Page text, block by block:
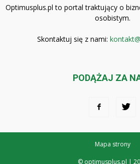
Optimusplus.pl to portal traktujący o
osobistym.
Skontaktuj się z nami:
PODĄŻAJ ZA
Mapa strony
© optimusplus.pl |